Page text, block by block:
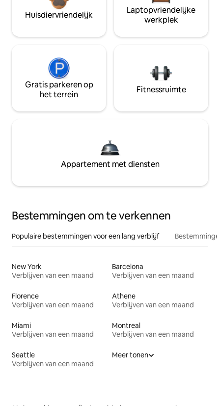
Huisdiervriendelijk
Laptopvriendelijke
werkplek
Gratis parkeren op
het terrein
Fitnessruimte
Appartement met diensten
Bestemmingen om te verkennen
Populaire bestemmingen voor een lang verblijf
New York
Verblijven van een maand
Barcelona
Verblijven van een maand
Florence
Verblijven van een maand
Athene
Verblijven van een maand
Miami
Verblijven van een maand
Montreal
Verblijven van een maand
Seattle
Verblijven van een maand
Meer tonen